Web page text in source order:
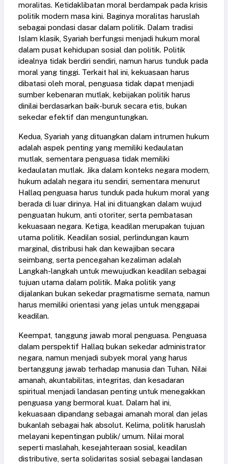
moralitas. Ketidaklibatan moral berdampak pada krisis
politik modern masa kini. Baginya moralitas haruslah
sebagai pondasi dasar dalam politik. Dalam tradisi
Islam klasik, Syariah berfungsi menjadi hukum moral
dalam pusat kehidupan sosial dan politik. Politik
idealnya tidak berdiri sendiri, namun harus tunduk pada
moral yang tinggi. Terkait hal ini, kekuasaan harus
dibatasi oleh moral, penguasa tidak dapat menjadi
sumber kebenaran mutlak, kebijakan politik harus
dinilai berdasarkan baik-buruk secara etis, bukan
sekedar efektif dan menguntungkan.
Kedua, Syariah yang dituangkan dalam intrumen hukum
adalah aspek penting yang memiliki kedaulatan
mutlak, sementara penguasa tidak memiliki
kedaulatan mutlak. Jika dalam konteks negara modern,
hukum adalah negara itu sendiri, sementara menurut
Hallaq penguasa harus tunduk pada hukum moral yang
berada di luar dirinya. Hal ini dituangkan dalam wujud
penguatan hukum, anti otoriter, serta pembatasan
kekuasaan negara. Ketiga, keadilan merupakan tujuan
utama politik. Keadilan sosial, perlindungan kaum
marginal, distribusi hak dan kewajiban secara
seimbang, serta pencegahan kezaliman adalah
Langkah-langkah untuk mewujudkan keadilan sebagai
tujuan utama dalam politik. Maka politik yang
dijalankan bukan sekedar pragmatisme semata, namun
harus memiliki orientasi yang jelas untuk menggapai
keadilan.
Keempat, tanggung jawab moral penguasa. Penguasa
dalam perspektif Hallaq bukan sekedar administrator
negara, namun menjadi subyek moral yang harus
bertanggung jawab terhadap manusia dan Tuhan. Nilai
amanah, akuntabilitas, integritas, dan kesadaran
spiritual menjadi landasan penting untuk menegakkan
penguasa yang bermoral kuat. Dalam hal ini,
kekuasaan dipandang sebagai amanah moral dan jelas
bukanlah sebagai hak absolut. Kelima, politik haruslah
melayani kepentingan publik/ umum. Nilai moral
seperti maslahah, kesejahteraan sosial, keadilan
distributive, serta solidaritas sosial sebagai landasan